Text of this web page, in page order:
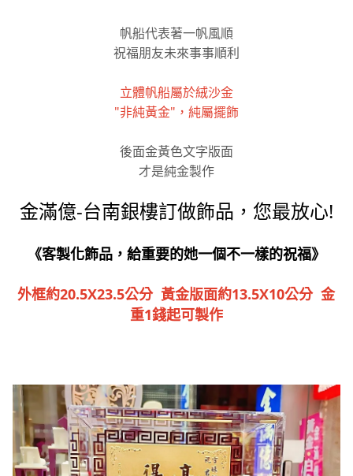
帆船代表著一帆風順
祝福朋友未來事事順利
立體帆船屬於絨沙金
"非純黃金"，純屬擺飾
後面金黃色文字版面
才是純金製作
金滿億-台南銀樓訂做飾品，您最放心!
《客製化飾品，給重要的她一個不一樣的祝福》
外框約20.5X23.5公分 黃金版面約13.5X10公分 金
重1錢起可製作